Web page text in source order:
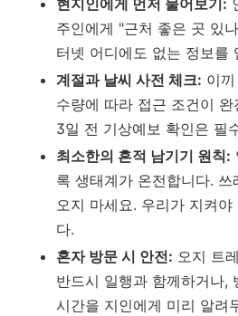
현지인에게 먼저 물어보기:
주인에게 "근처 좋은 곳 있
터넷 어디에도 없는 정보를
계절과 날씨 사전 체크: 이
수량에 따라 접근 조건이
3일 전 기상예보 확인은 필
최소한의 흔적 남기기 원칙:
록 생태계가 온전합니다.
오지 마세요. 우리가 지켜
다.
혼자 방문 시 안전: 오지 트
반드시 일행과 함께하거나,
시간을 지인에게 미리 알려